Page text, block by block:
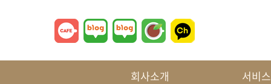
회사소개 서비